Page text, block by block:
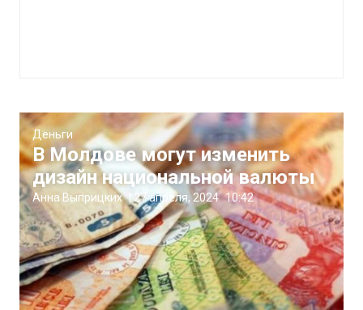
Деньги
В Молдове могут изменить
дизайн национальной валюты
Анна Выприцких |27 апреля, 2024 10:42